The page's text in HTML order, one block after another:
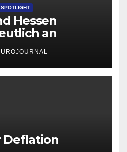
Hessen
an
Startup-
Deflation